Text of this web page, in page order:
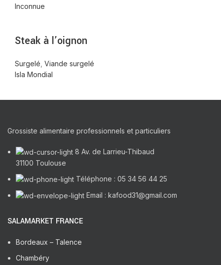
Inconnue
Steak à l’oignon
Surgelé Viande surgelé
Isla Mondial
Grossiste alimentaire professionnels et particuliers
8 Av. de Larrieu-Thibaud
31100 Toulouse
Téléphone : 05 34 56 44 25
Email : kafood31@gmail.com
SALAMARKET FRANCE
Bordeaux – Talence
Chambéry